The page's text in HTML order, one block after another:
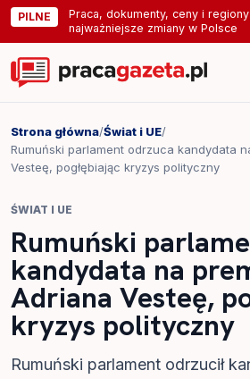
PILNE
Praca, dokumenty, ceny i regiony:
najważniejsze zmiany w Polsce
Strona główna/Świat i UE/
Rumuński parlament odrzuca kandydata
Vesteę, pogłębiając kryzys polityczny
ŚWIAT I UE
Rumuński
kandydata na
Adriana Vesteę,
kryzys polityczny
Rumuński parlament odrzucił